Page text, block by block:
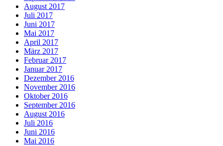
August 2017
Juli 2017
Juni 2017
Mai 2017
April 2017
März 2017
Februar 2017
Januar 2017
Dezember 2016
November 2016
Oktober 2016
September 2016
August 2016
Juli 2016
Juni 2016
Mai 2016